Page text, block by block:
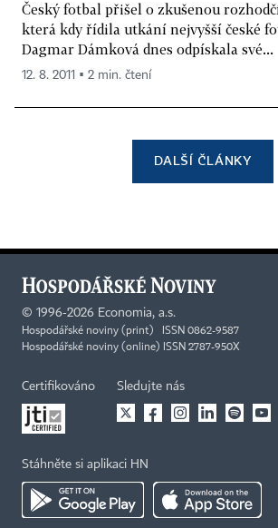
Český fotbal přišel o zkušenou
která kdy řídila utkání nejvyšší české
Dagmar Dámková dnes odpískala své...
12. 8. 2011 ▪ 2 min. čtení
DALŠÍ ČLÁNKY
© 1996-2026 Economia, a.s.
Hospodářské noviny (print) ISSN 0862-9587
Hospodářské noviny (online) ISSN 2787-950X
Certifikováno Sledujte nás
Stáhněte si aplikaci HN